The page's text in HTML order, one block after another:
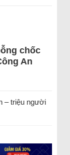
chốc
An
– triệu người